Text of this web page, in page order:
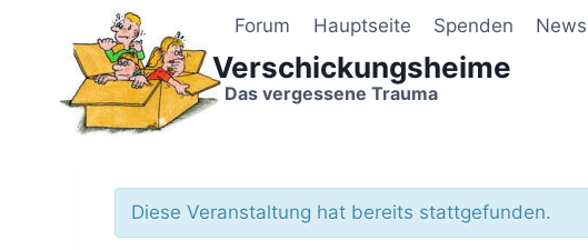
Forum Hauptseite Spenden
Verschickungsheime
Das vergessene Trauma
Diese Veranstaltung hat bereits stattgefunden.